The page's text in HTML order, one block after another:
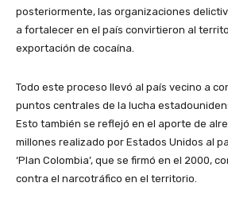
posteriormente, las organizaciones
a fortalecer en el país convirtieron al
exportación de cocaína.
Todo este proceso llevó al país vecino a
puntos centrales de la lucha
Esto también se reflejó en el aporte de
millones realizado por Estados Unidos al
‘Plan Colombia’, que se firmó en el 2000,
contra el narcotráfico en el territorio.